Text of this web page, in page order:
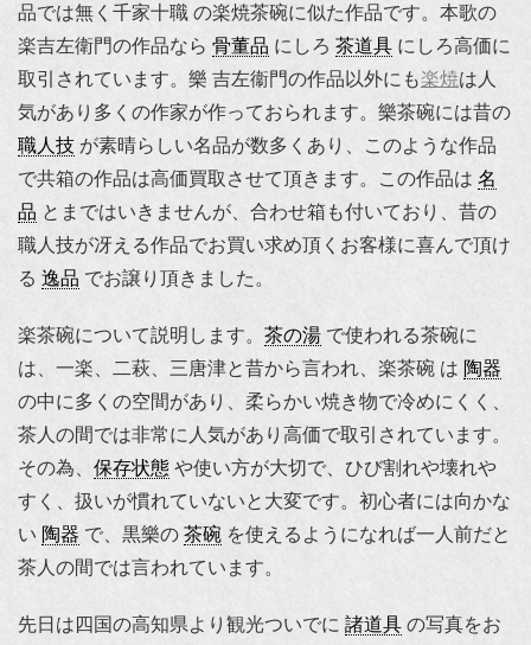
品では無く千家十職 の楽焼茶碗に似た作品です。本歌の
楽吉左衛門の作品なら 骨董品 にしろ 茶道具 にしろ高価に
取引されています。樂 吉左衞門の作品以外にも楽焼は人
気があり多くの作家が作っておられます。樂茶碗には昔の
職人技 が素晴らしい名品が数多くあり、このような作品
で共箱の作品は高価買取させて頂きます。この作品は 名
品 とまではいきませんが、合わせ箱も付いており、昔の
職人技が冴える作品でお買い求め頂くお客様に喜んで頂け
る 逸品 でお譲り頂きました。
楽茶碗について説明します。 茶の湯 で使われる茶碗に
は、一楽、二萩、三唐津と昔から言われ、楽茶碗 は 陶器
の中に多くの空間があり、柔らかい焼き物で冷めにくく、
茶人の間では非常に人気があり高価で取引されています。
その為、 保存状態 や使い方が大切で、ひび割れや壊れや
すく、扱いが慣れていないと大変です。初心者には向かな
い 陶器 で、黒樂の 茶碗 を使えるようになれば一人前だと
茶人の間では言われています。
先日は四国の高知県より観光ついでに 諸道具 の写真をお